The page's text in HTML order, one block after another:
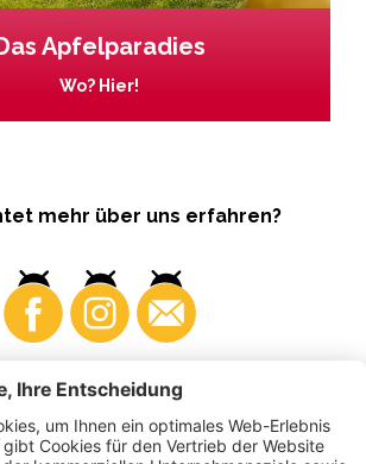
Apfelparadies
Wo? Hier!
mehr über uns erfahren?
Produzenten